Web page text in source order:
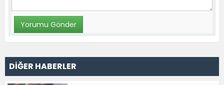
DİĞER HABERLER